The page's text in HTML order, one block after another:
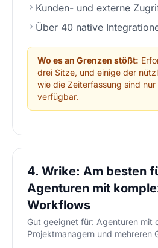
Kunden- und externe
Über 40 native
Wo es an Grenzen stößt:
drei Sitze, und einige der
wie die Zeiterfassung sind nur
verfügbar.
4. Wrike: Am besten
Agenturen mit
Workflows
Gut geeignet für: Agenturen mit
Projektmanagern und mehreren